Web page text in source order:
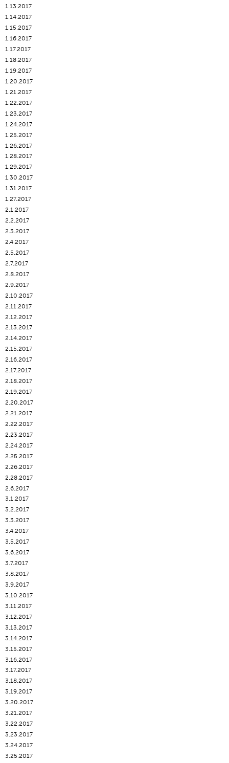
1.13.2017
1.14.2017
1.15.2017
1.16.2017
1.17.2017
1.18.2017
1.19.2017
1.20.2017
1.21.2017
1.22.2017
1.23.2017
1.24.2017
1.25.2017
1.26.2017
1.28.2017
1.29.2017
1.30.2017
1.31.2017
1.27.2017
2.1.2017
2.2.2017
2.3.2017
2.4.2017
2.5.2017
2.7.2017
2.8.2017
2.9.2017
2.10.2017
2.11.2017
2.12.2017
2.13.2017
2.14.2017
2.15.2017
2.16.2017
2.17.2017
2.18.2017
2.19.2017
2.20.2017
2.21.2017
2.22.2017
2.23.2017
2.24.2017
2.25.2017
2.26.2017
2.28.2017
2.6.2017
3.1.2017
3.2.2017
3.3.2017
3.4.2017
3.5.2017
3.6.2017
3.7.2017
3.8.2017
3.9.2017
3.10.2017
3.11.2017
3.12.2017
3,13.2017
3.14.2017
3.15.2017
3.16.2017
3.17.2017
3.18.2017
3.19.2017
3.20.2017
3.21.2017
3.22.2017
3.23.2017
3.24.2017
3.25.2017